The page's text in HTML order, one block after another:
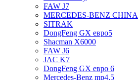
FAW J7
MERCEDES-BENZ CHINA
SITRAK
DongFeng GX евро5
Shacman X6000
FAW J6
JAC K7
DongFeng GX евро 6
Mercedes-Benz mp4,5